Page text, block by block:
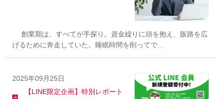
創業期は、すべてが手探り。資金繰りに頭を抱え、販路を広
げるために奔走していた。睡眠時間を削ってで...
2025年09月25日
【LINE限定企画】特別レポート